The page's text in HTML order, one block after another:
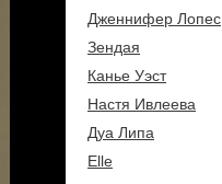
Дженнифер Лопес
Зендая
Канье Уэст
Настя Ивлеева
Дуа Липа
Elle